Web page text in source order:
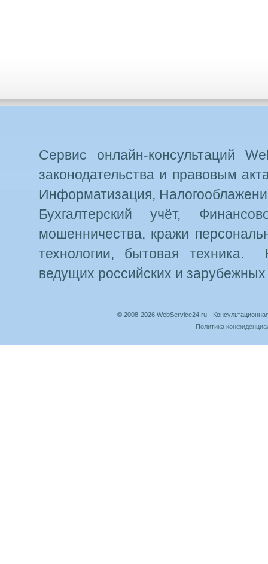
Сервис онлайн-консультаций
законодательства и правовым
Информатизация,
Бухгалтерский учёт,
мошенничества, кражи
технологии, бытовая техника.
ведущих российских и
© 2008-2026 WebService24.ru -
Политика